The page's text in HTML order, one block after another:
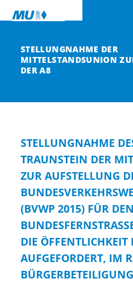
STELLUNGNAHME DER
MITTELSTANDSUNION
DER A8
STELLUNGNAHME
TRAUNSTEIN DER
ZUR AUFSTELLUNG
(BVWP 2015) FÜR
DIE ÖFFENTLICHKEIT
AUFGEFORDERT, IM